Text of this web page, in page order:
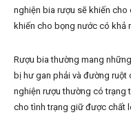
nghiện bia rượu sẽ khiến cho
khiến cho bọng nước có khả
Rượu bia thường mang
bị hư gan phải và đường
nghiện rượu thường có trạng
cho tình trạng giữ được chất